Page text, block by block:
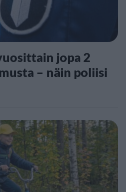
jopa 2
– näin poliisi